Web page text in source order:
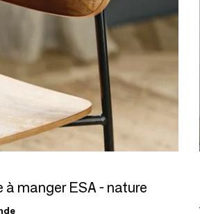
à manger ESA - nature